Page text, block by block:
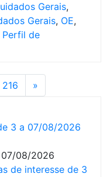
Gerais,
Gerais, OE,
Perfil de
216 »
3 a 07/08/2026
07/08/2026
de interesse de 3